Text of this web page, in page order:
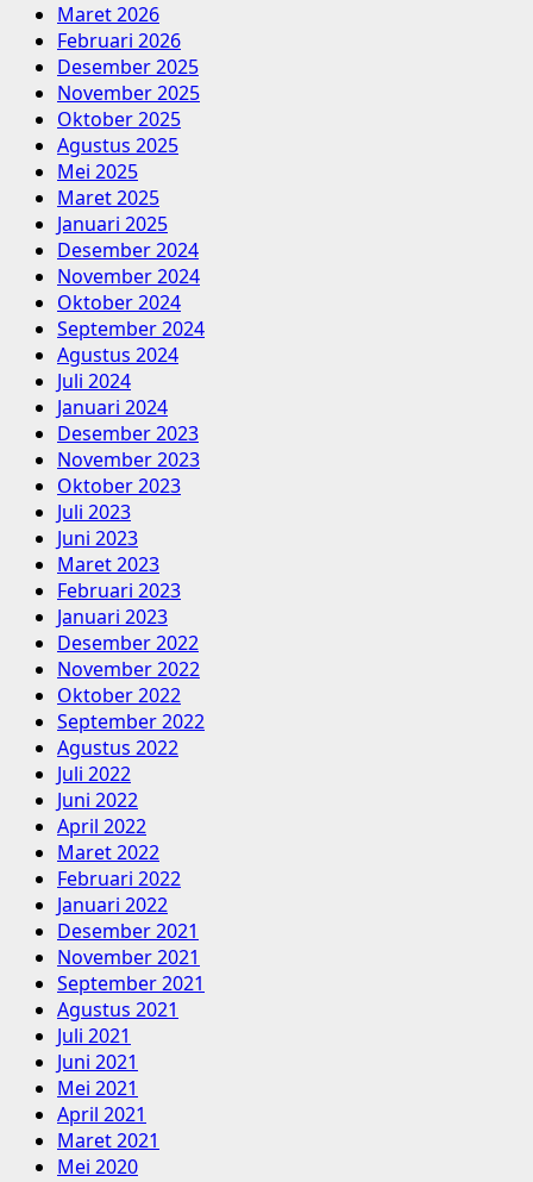
Maret 2026
Februari 2026
Desember 2025
November 2025
Oktober 2025
Agustus 2025
Mei 2025
Maret 2025
Januari 2025
Desember 2024
November 2024
Oktober 2024
September 2024
Agustus 2024
Juli 2024
Januari 2024
Desember 2023
November 2023
Oktober 2023
Juli 2023
Juni 2023
Maret 2023
Februari 2023
Januari 2023
Desember 2022
November 2022
Oktober 2022
September 2022
Agustus 2022
Juli 2022
Juni 2022
April 2022
Maret 2022
Februari 2022
Januari 2022
Desember 2021
November 2021
September 2021
Agustus 2021
Juli 2021
Juni 2021
Mei 2021
April 2021
Maret 2021
Mei 2020